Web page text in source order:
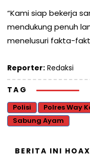
“Kami siap bekerja
mendukung penuh
menelusuri fakta-
Reporter: Redaksi
TAG
Polisi Polres Way
Sabung Ayam
BERITA INI